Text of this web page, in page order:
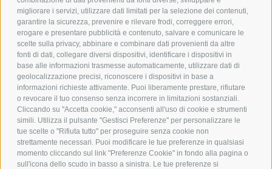
migliorare i servizi, utilizzare dati limitati per la selezione dei contenuti,
garantire la sicurezza, prevenire e rilevare frodi, correggere errori,
erogare e presentare pubblicità e contenuto, salvare e comunicare le
scelte sulla privacy, abbinare e combinare dati provenienti da altre
fonti di dati, collegare diversi dispositivi, identificare i dispositivi in
base alle informazioni trasmesse automaticamente, utilizzare dati di
geolocalizzazione precisi, riconoscere i dispositivi in base a
informazioni richieste attivamente. Puoi liberamente prestare, rifiutare
o revocare il tuo consenso senza incorrere in limitazioni sostanziali.
Cliccando su "Accetta cookie," acconsenti all'uso di cookie e strumenti
simili. Utilizza il pulsante "Gestisci Preferenze" per personalizzare le
tue scelte o "Rifiuta tutto" per proseguire senza cookie non
strettamente necessari. Puoi modificare le tue preferenze in qualsiasi
momento cliccando sul link "Preferenze Cookie" in fondo alla pagina o
sull'icona dello scudo in basso a sinistra. Le tue preferenze si
AZIENDA
CHI SIAMO
MARCHI TRATTATI
CONDOMINI
Bonifico
Bancario